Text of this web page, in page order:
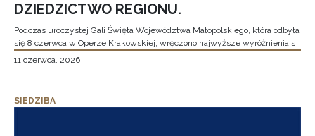
DZIEDZICTWO REGIONU.
Podczas uroczystej Gali Święta Województwa Małopolskiego, która odbyła
się 8 czerwca w Operze Krakowskiej, wręczono najwyższe wyróżnienia s
11 czerwca, 2026
SIEDZIBA